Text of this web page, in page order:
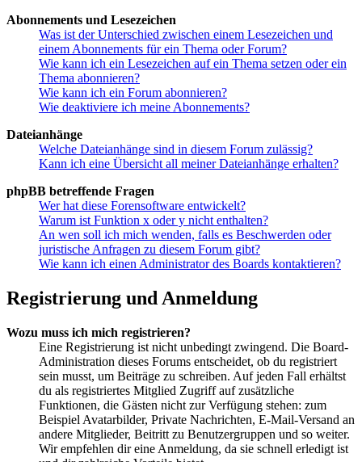
Abonnements und Lesezeichen
Was ist der Unterschied zwischen einem Lesezeichen und
einem Abonnements für ein Thema oder Forum?
Wie kann ich ein Lesezeichen auf ein Thema setzen oder ein
Thema abonnieren?
Wie kann ich ein Forum abonnieren?
Wie deaktiviere ich meine Abonnements?
Dateianhänge
Welche Dateianhänge sind in diesem Forum zulässig?
Kann ich eine Übersicht all meiner Dateianhänge erhalten?
phpBB betreffende Fragen
Wer hat diese Forensoftware entwickelt?
Warum ist Funktion x oder y nicht enthalten?
An wen soll ich mich wenden, falls es Beschwerden oder
juristische Anfragen zu diesem Forum gibt?
Wie kann ich einen Administrator des Boards kontaktieren?
Registrierung und Anmeldung
Wozu muss ich mich registrieren?
Eine Registrierung ist nicht unbedingt zwingend. Die Board-
Administration dieses Forums entscheidet, ob du registriert
sein musst, um Beiträge zu schreiben. Auf jeden Fall erhältst
du als registriertes Mitglied Zugriff auf zusätzliche
Funktionen, die Gästen nicht zur Verfügung stehen: zum
Beispiel Avatarbilder, Private Nachrichten, E-Mail-Versand an
andere Mitglieder, Beitritt zu Benutzergruppen und so weiter.
Wir empfehlen dir eine Anmeldung, da sie schnell erledigt ist